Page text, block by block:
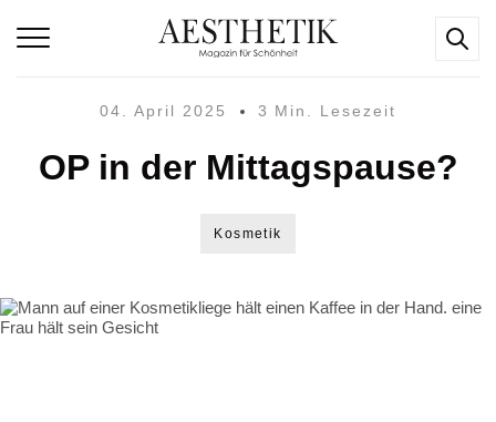
04. April 2025 3 Min. Lesezeit
OP in der Mittagspause?
Kosmetik